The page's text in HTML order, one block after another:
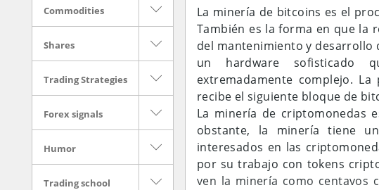
Commodities
Shares
Trading Strategies
Forex signals
Humor
Trading school
La minería de bitcoins es el
También es la forma en que la
del mantenimiento y desarrollo
un hardware sofisticado
extremadamente complejo.
recibe el siguiente bloque de
La minería de criptomonedas
obstante, la minería tiene
interesados en las
por su trabajo con tokens
ven la minería como centavos